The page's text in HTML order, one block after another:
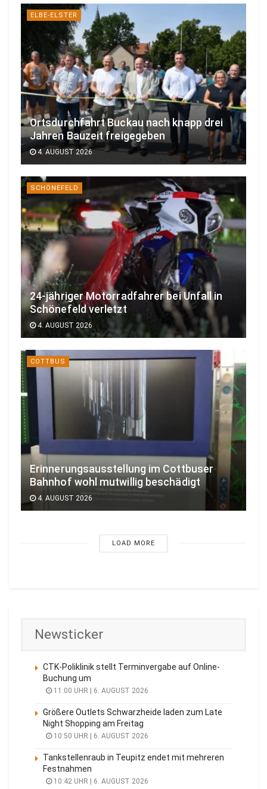
ELBE-ELSTER
Ortsdurchfahrt Buckau nach knapp drei
Jahren Bauzeit freigegeben
4. AUGUST 2026
SCHÖNEFELD
24-jähriger Motorradfahrer bei Unfall in
Schönefeld verletzt
4. AUGUST 2026
COTTBUS
Erinnerungsausstellung im Cottbuser
Bahnhof wohl mutwillig beschädigt
4. AUGUST 2026
LOAD MORE
Newsticker
CTK-Poliklinik stellt Terminvergabe auf Online-
Buchung um
11:00 UHR | 6. AUGUST 2026
Größere Outlets Schwarzheide laden zum Late
Night Shopping am Freitag
10:50 UHR | 6. AUGUST 2026
Tankstellenraub in Teupitz endet mit mehreren
Festnahmen
10:42 UHR | 6. AUGUST 2026